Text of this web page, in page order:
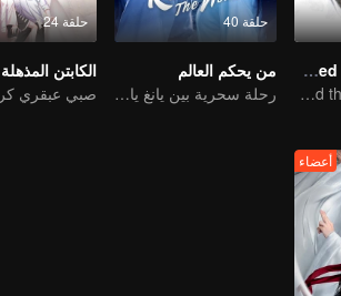
The Untamed Special Edition
Sean Xiao and Yibo Wang lead the stunning casts
حلقة 40
من يحكم العالم
رحلة سحرية بين يانغ يانغ وتشاو لو سي
حلقة 24
الكابتن المذهلة
أعضاء